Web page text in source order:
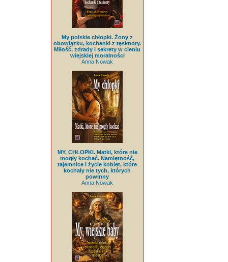
My polskie chłopki. Żony z
obowiązku, kochanki z tęsknoty.
Miłość, zdrady i sekrety w cieniu
wiejskiej moralności
Anna Nowak
MY, CHŁOPKI. Matki, które nie
mogły kochać. Namiętność,
tajemnice i życie kobiet, które
kochały nie tych, których
powinny
Anna Nowak